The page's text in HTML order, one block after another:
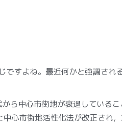
すよね。最近何かと強調され
ら中心市街地が衰退している
心市街地活性化法が改正され